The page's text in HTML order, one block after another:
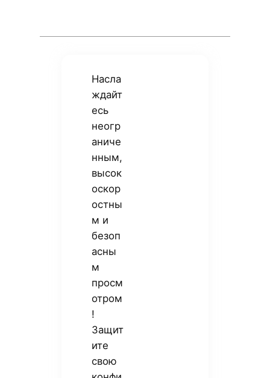
Насла
ждайт
есь
неогр
аниче
нным,
высок
оскор
остны
м и
безоп
асны
м
просм
отром
!
Защит
ите
свою